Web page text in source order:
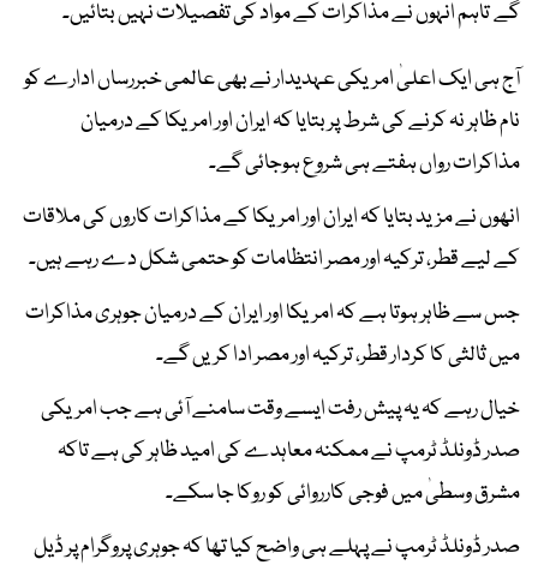
گے تاہم انہوں نے مذاکرات کے مواد کی تفصیلات نہیں بتائیں۔
آج ہی ایک اعلیٰ امریکی عہدیدار نے بھی عالمی خبررساں ادارے کو
نام ظاہر نہ کرنے کی شرط پر بتایا کہ ایران اور امریکا کے درمیان
مذاکرات رواں ہفتے ہی شروع ہوجائی گے۔
انھوں نے مزید بتایا کہ ایران اور امریکا کے مذاکرات کاروں کی ملاقات
کے لیے قطر، ترکیہ اور مصر انتظامات کو حتمی شکل دے رہے ہیں۔
جس سے ظاہر ہوتا ہے کہ امریکا اور ایران کے درمیان جوہری مذاکرات
میں ثالثی کا کردار قطر، ترکیہ اور مصر ادا کریں گے۔
خیال رہے کہ یہ پیش رفت ایسے وقت سامنے آئی ہے جب امریکی
صدر ڈونلڈ ٹرمپ نے ممکنہ معاہدے کی امید ظاہر کی ہے تاکہ
مشرق وسطیٰ میں فوجی کارروائی کو روکا جا سکے۔
صدر ڈونلڈ ٹرمپ نے پہلے ہی واضح کیا تھا کہ جوہری پروگرام پر ڈیل